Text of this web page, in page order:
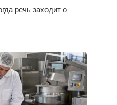
речь заходит о